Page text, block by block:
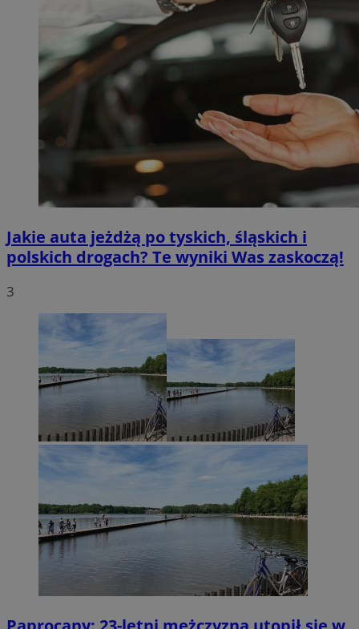
Jakie auta jeżdżą po tyskich, śląskich i
polskich drogach? Te wyniki Was zaskoczą!
3